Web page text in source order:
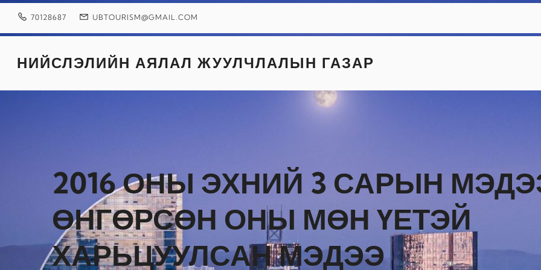
Skip
70128687 UBTOURISM@GMAIL.COM
НИЙСЛЭЛИЙН АЯЛАЛ ЖУУЛЧЛАЛЫН ГАЗАР
2016 ОНЫ ЭХНИЙ 3 САРЫН
ӨНГӨРСӨН ОНЫ МӨН ҮЕТЭЙ
ХАРЬЦУУЛСАН МЭДЭЭ